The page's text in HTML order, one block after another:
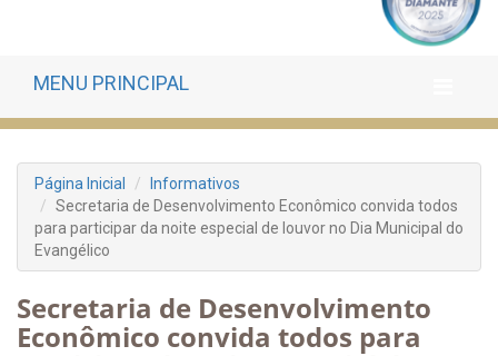
MENU PRINCIPAL
Página Inicial
Informativos
Secretaria de Desenvolvimento Econômico convida todos
para participar da noite especial de louvor no Dia Municipal do
Evangélico
Secretaria de Desenvolvimento
Econômico convida todos para